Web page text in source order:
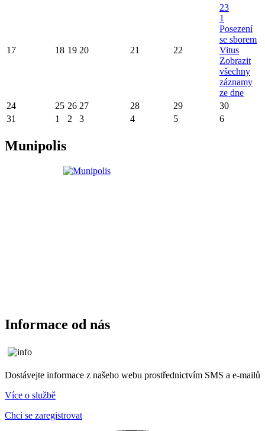
17 18 19 20 21 22
23
1
Posezení
se sborem
Vitus
Zobrazit
všechny
záznamy
ze dne
24
25 26 27 28 29
30
31
1 2 3 4 5 6
Munipolis
Informace od nás
Dostávejte informace z našeho webu prostřednictvím SMS a e-mailů
Více o službě
Chci se zaregistrovat